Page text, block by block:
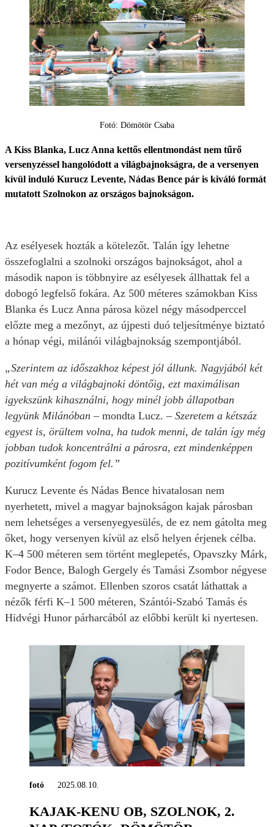
Fotó: Dömötör Csaba
A Kiss Blanka, Lucz Anna kettős ellentmondást nem tűrő
versenyzéssel hangolódott a világbajnokságra, de a versenyen
kívül induló Kurucz Levente, Nádas Bence pár is kiváló formát
mutatott Szolnokon az országos bajnokságon.
Az esélyesek hozták a kötelezőt. Talán így lehetne
összefoglalni a szolnoki országos bajnokságot, ahol a
második napon is többnyire az esélyesek állhattak fel a
dobogó legfelső fokára. Az 500 méteres számokban Kiss
Blanka és Lucz Anna párosa közel négy másodperccel
előzte meg a mezőnyt, az újpesti duó teljesítménye biztató
a hónap végi, milánói világbajnokság szempontjából.
„Szerintem az időszakhoz képest jól állunk. Nagyjából két
hét van még a világbajnoki döntőig, ezt maximálisan
igyekszünk kihasználni, hogy minél jobb állapotban
legyünk Milánóban – mondta Lucz. – Szeretem a kétszáz
egyest is, örültem volna, ha tudok menni, de talán így még
jobban tudok koncentrálni a párosra, ezt mindenképpen
pozitívumként fogom fel.”
Kurucz Levente és Nádas Bence hivatalosan nem
nyerhetett, mivel a magyar bajnokságon kajak párosban
nem lehetséges a versenyegyesülés, de ez nem gátolta meg
őket, hogy versenyen kívül az első helyen érjenek célba.
K–4 500 méteren sem történt meglepetés, Opavszky Márk,
Fodor Bence, Balogh Gergely és Tamási Zsombor négyese
megnyerte a számot. Ellenben szoros csatát láthattak a
nézők férfi K–1 500 méteren, Szántói-Szabó Tamás és
Hidvégi Hunor párharcából az előbbi került ki nyertesen.
fotó 2025.08.10.
KAJAK-KENU OB, SZOLNOK, 2.